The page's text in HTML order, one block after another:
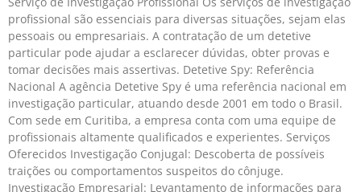
profissional são essenciais para diversas situações, sejam elas
pessoais ou empresariais. A contratação de um detetive
particular pode ajudar a esclarecer dúvidas, obter provas e
tomar decisões mais assertivas. Detetive Spy: Referência
Nacional A agência Detetive Spy é uma referência nacional em
investigação particular, atuando desde 2001 em todo o Brasil.
Com sede em Curitiba, a empresa conta com uma equipe de
profissionais altamente qualificados e experientes. Serviços
Oferecidos Investigação Conjugal: Descoberta de possíveis
traições ou comportamentos suspeitos do cônjuge.
Investigação Empresarial: Levantamento de informações para